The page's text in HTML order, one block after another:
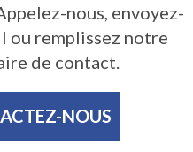
nous, envoyez-
ou remplissez notre
de contact.
NOUS